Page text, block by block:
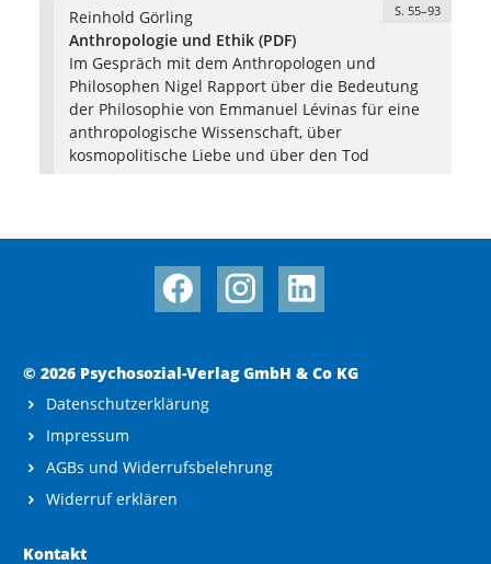
Reinhold Görling
S. 55–93
Anthropologie und Ethik (PDF)
Im Gespräch mit dem Anthropologen und
Philosophen Nigel Rapport über die Bedeutung
der Philosophie von Emmanuel Lévinas für eine
anthropologische Wissenschaft, über
kosmopolitische Liebe und über den Tod
© 2026 Psychosozial-Verlag GmbH & Co KG
Datenschutzerklärung
Impressum
AGBs und Widerrufsbelehrung
Widerruf erklären
Kontakt